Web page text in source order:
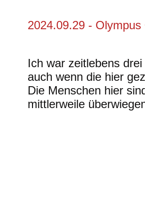
2024.09.29 -
Ich war zeitlebens
auch wenn die hier
Die Menschen hier
mittlerweile